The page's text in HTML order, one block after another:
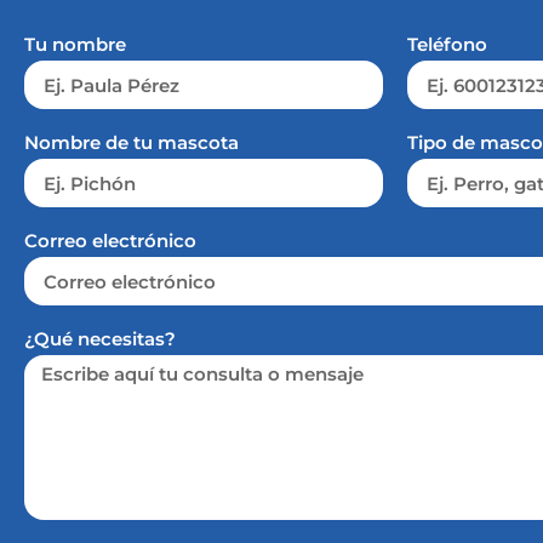
Tu nombre Teléfono
Nombre de tu mascota Tipo de
Correo electrónico
¿Qué necesitas?